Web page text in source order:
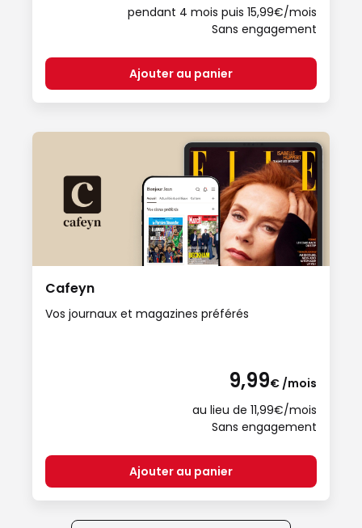
pendant 4 mois puis 15,99€/mois
Sans engagement
Ajouter au panier
Cafeyn
Vos journaux et magazines préférés
9,99€ /mois
au lieu de 11,99€/mois
Sans engagement
Ajouter au panier